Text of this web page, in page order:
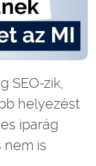
SEO-zik,
helyezést
iparág
nem is